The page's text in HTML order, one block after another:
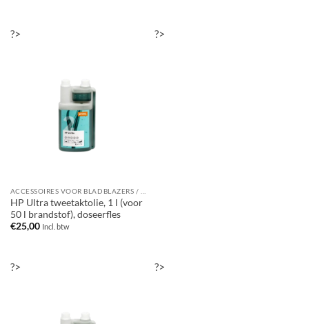
?>
HP Ultra tweetaktolie, 1 l (voor
50 l brandstof), doseerfles
€25,00 Incl. btw
?>
?> ?>